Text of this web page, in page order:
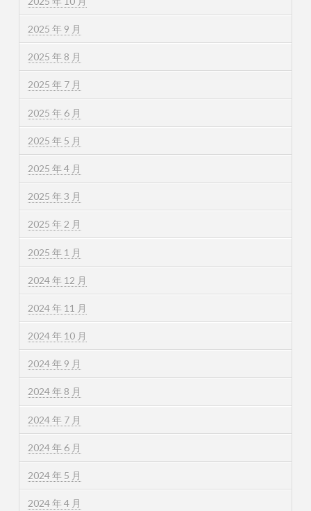
2025 年 9 月
2025 年 8 月
2025 年 7 月
2025 年 6 月
2025 年 5 月
2025 年 4 月
2025 年 3 月
2025 年 2 月
2025 年 1 月
2024 年 12 月
2024 年 11 月
2024 年 10 月
2024 年 9 月
2024 年 8 月
2024 年 7 月
2024 年 6 月
2024 年 5 月
2024 年 4 月